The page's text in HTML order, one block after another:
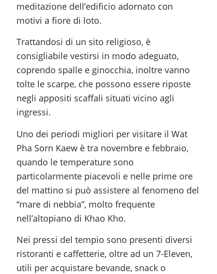
meditazione dell’edificio adornato con
motivi a fiore di loto.
Trattandosi di un sito religioso, è
consigliabile vestirsi in modo adeguato,
coprendo spalle e ginocchia, inoltre vanno
tolte le scarpe, che possono essere riposte
negli appositi scaffali situati vicino agli
ingressi.
Uno dei periodi migliori per visitare il Wat
Pha Sorn Kaew è tra novembre e febbraio,
quando le temperature sono
particolarmente piacevoli e nelle prime ore
del mattino si può assistere al fenomeno del
“mare di nebbia”, molto frequente
nell’altopiano di Khao Kho.
Nei pressi del tempio sono presenti diversi
ristoranti e caffetterie, oltre ad un 7-Eleven,
utili per acquistare bevande, snack o